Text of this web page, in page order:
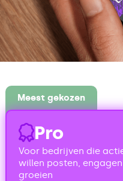
Meest gekozen
Pro
Voor bedrijven die
willen posten, engagen
groeien